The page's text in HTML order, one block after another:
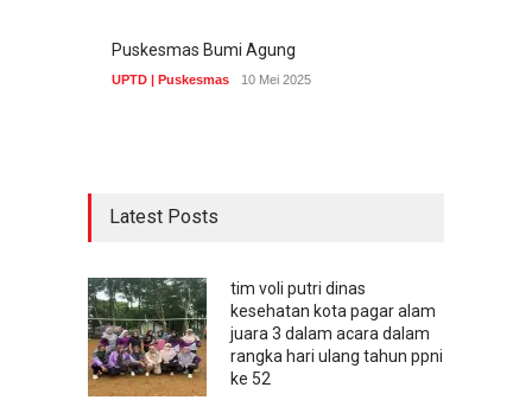
Puskesmas Bumi Agung
UPTD | Puskesmas 10 Mei 2025
Latest Posts
tim voli putri dinas
kesehatan kota pagar alam
juara 3 dalam acara dalam
rangka hari ulang tahun ppni
ke 52